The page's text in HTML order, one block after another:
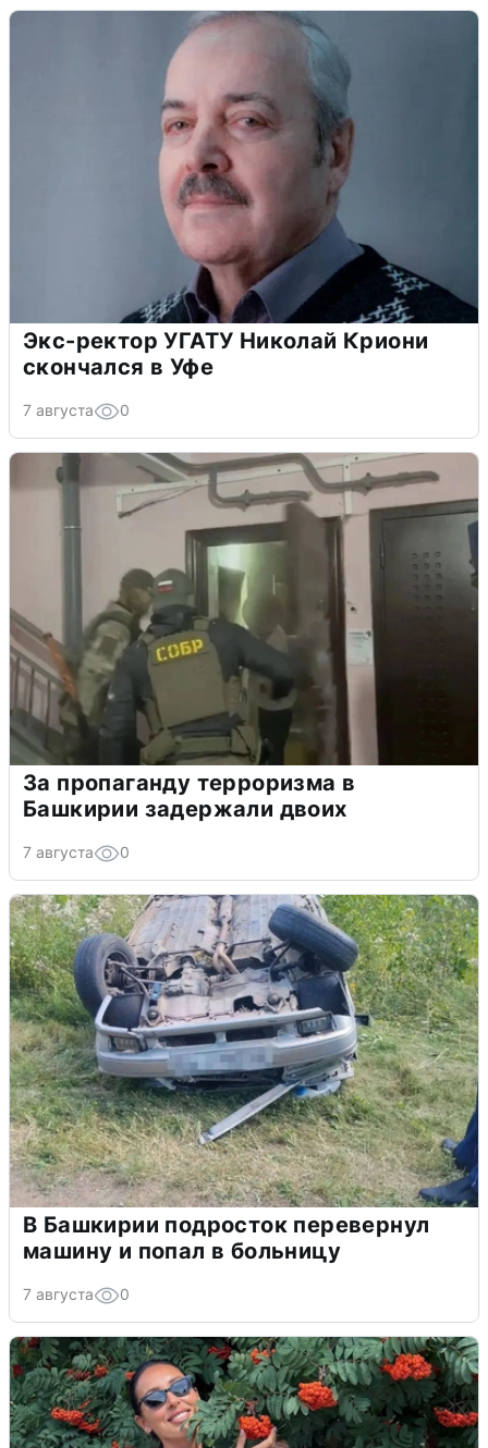
Экс-ректор УГАТУ Николай Криони
скончался в Уфе
7 августа 0
За пропаганду терроризма в
Башкирии задержали двоих
7 августа 0
В Башкирии подросток перевернул
машину и попал в больницу
7 августа 0